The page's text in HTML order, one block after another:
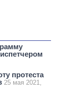
протеста
25 мая 2021,